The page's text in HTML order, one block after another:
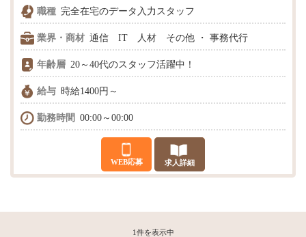
職種 完全在宅のデータ入力スタッフ
業界・商材 通信 IT 人材 その他 ・ 事務代行
年齢層 20～40代のスタッフ活躍中！
給与 時給1400円～
勤務時間 00:00～00:00
WEB応募 求人詳細
1件を表示中